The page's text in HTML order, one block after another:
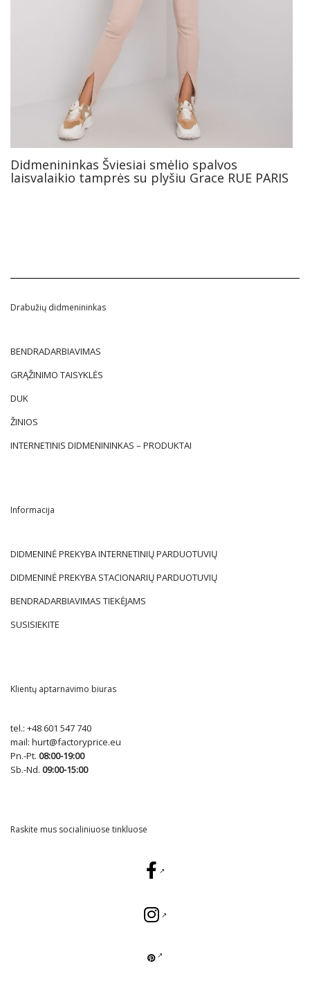
Didmenininkas Šviesiai smėlio spalvos
laisvalaikio tamprės su plyšiu Grace RUE PARIS
Drabužių didmenininkas
BENDRADARBIAVIMAS
GRĄŽINIMO TAISYKLĖS
DUK
ŽINIOS
INTERNETINIS DIDMENININKAS – PRODUKTAI
Informacija
DIDMENINĖ PREKYBA INTERNETINIŲ PARDUOTUVIŲ
DIDMENINĖ PREKYBA STACIONARIŲ PARDUOTUVIŲ
BENDRADARBIAVIMAS TIEKĖJAMS
SUSISIEKITE
Klientų aptarnavimo biuras
tel.: +48 601 547 740
mail: hurt@factoryprice.eu
Pn.-Pt. 08:00-19:00
Sb.-Nd. 09:00-15:00
Raskite mus socialiniuose tinkluose